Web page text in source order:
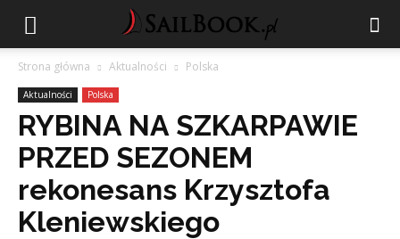
Strona główna Aktualności Polska
Aktualności Polska
RYBINA NA SZKARPAWIE
PRZED SEZONEM
rekonesans Krzysztofa
Kleniewskiego